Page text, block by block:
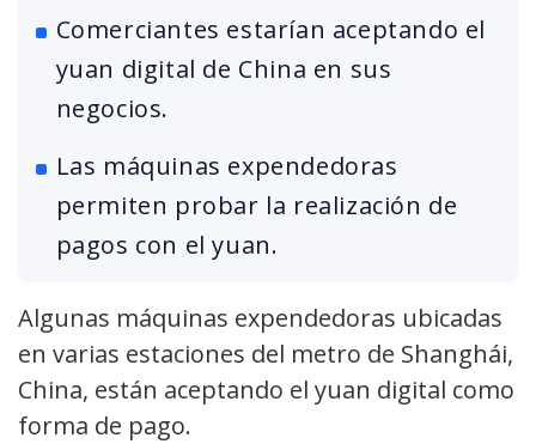
Comerciantes estarían aceptando el
yuan digital de China en sus
negocios.
Las máquinas expendedoras
permiten probar la realización de
pagos con el yuan.
Algunas máquinas expendedoras ubicadas
en varias estaciones del metro de Shanghái,
China, están aceptando el yuan digital como
forma de pago.